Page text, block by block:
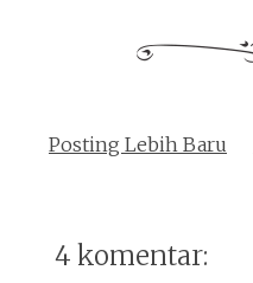
Posting Lebih Baru
4 komentar: